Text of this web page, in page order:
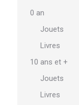
0 an
Jouets
Livres
10 ans et +
Jouets
Livres